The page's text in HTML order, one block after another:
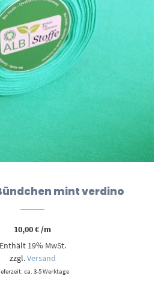
mint verdino
10,00€/m
Enthält 19% MwSt.
zzgl.Versand
ca. 3-5 Werktage